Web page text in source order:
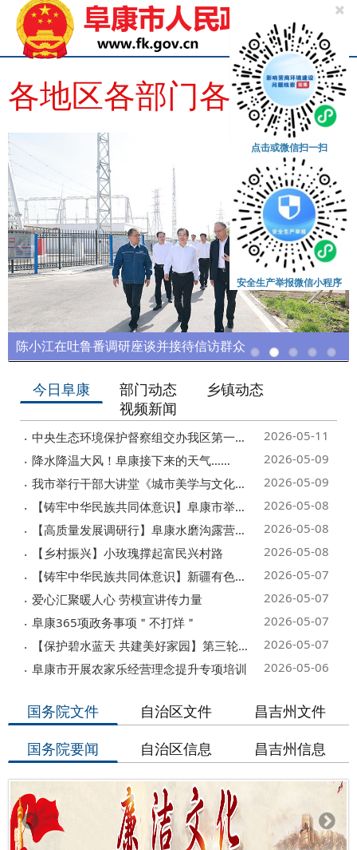
点击或微信扫一扫
安全生产举报微信小程序
导航
各地区各部门各单位深入开展学习教育——用心用情用力解决群众急难愁盼问...
陈小江在吐鲁番调研座谈并接待信访群众
今日阜康 部门动态
乡镇动态
视频新闻
中央生态环境保护督察组交办我区第一批群众信访举报案件15件
2026-05-11
降水降温大风！阜康接下来的天气……
2026-05-09
我市举行干部大讲堂《城市美学与文化遗产保护》专题培训会
2026-05-09
【铸牢中华民族共同体意识】阜康市举办“牡丹花开 文明绽放...
2026-05-08
【高质量发展调研行】阜康水磨沟露营经济激活乡村文旅发展新...
2026-05-08
【乡村振兴】小玫瑰撑起富民兴村路
2026-05-08
【铸牢中华民族共同体意识】新疆有色集团2026年“工会杯”职...
2026-05-07
爱心汇聚暖人心 劳模宣讲传力量
2026-05-07
阜康365项政务事项＂不打烊＂
2026-05-07
【保护碧水蓝天 共建美好家园】第三轮第六批中央生态环境保...
2026-05-07
阜康市开展农家乐经营理念提升专项培训
2026-05-06
国务院文件 自治区文件
昌吉州文件
国务院要闻
自治区信息 昌吉州信息